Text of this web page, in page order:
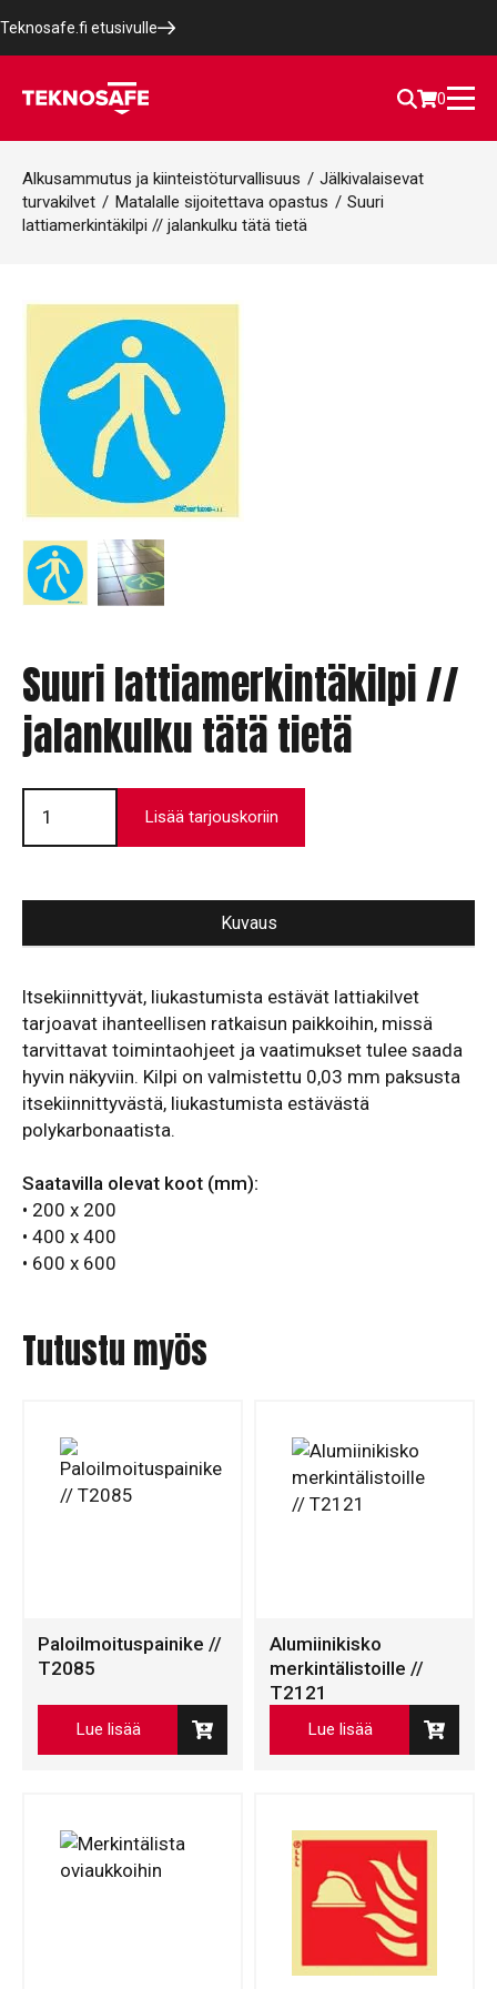
Teknosafe.fi etusivulle
0
Alkusammutus ja kiinteistöturvallisuus / Jälkivalaisevat
turvakilvet / Matalalle sijoitettava opastus / Suuri
lattiamerkintäkilpi // jalankulku tätä tietä
Suuri lattiamerkintäkilpi //
jalankulku tätä tietä
Suuri
lattiamerkintäkilpi
jalankulku
Lisää tarjouskoriin
Kuvaus
ltsekiinnittyvät, liukastumista estävät lattiakilvet
tarjoavat ihanteellisen ratkaisun paikkoihin, missä
tarvittavat toimintaohjeet ja vaatimukset tulee saada
hyvin näkyviin. Kilpi on valmistettu 0,03 mm paksusta
itsekiinnittyvästä, liukastumista estävästä
polykarbonaatista.
Saatavilla olevat koot (mm):
• 200 x 200
• 400 x 400
• 600 x 600
Tutustu myös
Paloilmoituspainike //
T2085
Lue lisää
Alumiinikisko
merkintälistoille //
T2121
Lue lisää